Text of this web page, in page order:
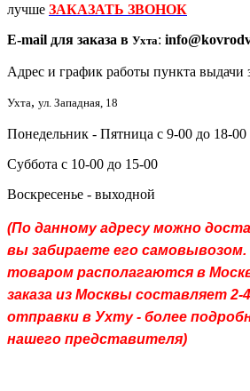
лучше ЗАКАЗАТЬ ЗВОНОК
E-mail для заказа в Ухта:
Адрес и график работы пункта выдачи
Ухта, ул. Западная, 18
Понедельник - Пятница с 9-00 до 18-00
Суббота с 10-00 до 15-00
Воскресенье - выходной
(По данному адресу можно
вы забираете его самовывозом.
товаром располагаются в
заказа из Москвы составляет
отправки в Ухту - более
нашего представителя)